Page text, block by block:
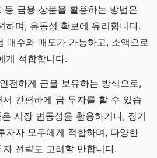
등 금융 상품을 활용하는 방법은
하며, 유동성 확보에 유리합니다.
매수와 매도가 가능하고, 소액으로
게 적합합니다.
전하게 금을 보유하는 방식으로,
간편하게 금 투자를 할 수 있습
시장 변동성을 활용하거나, 장기
자자 모두에게 적합하며, 다양한
전략도 고려할 만합니다.